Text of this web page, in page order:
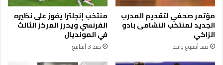
ت
ا
ل
م
خ
م
ا
ل
ي
"
ت
مؤتمر صحفي لتقديم المدرب
الجديد لمنتخب النشامى بادو
الزاكي
منذ أسبوع واحد
منتخب إنجلترا يفوز على نظيره
الفرنسي ويحرز المركز الثالث
في المونديال
منذ 3 أسابيع